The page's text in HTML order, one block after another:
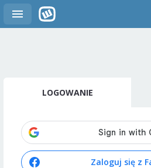
LOGOWANIE
Zaloguj się z